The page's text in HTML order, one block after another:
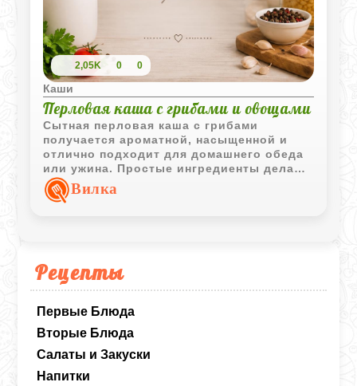
Рецепты
Первые Блюда
Вторые Блюда
Салаты и Закуски
Напитки
2,05K 0 0
Каши
Перловая каша с грибами и овощами
Сытная перловая каша с грибами
получается ароматной, насыщенной и
отлично подходит для домашнего обеда
или ужина. Простые ингредиенты делают
блюдо доступным, а грибной отвар
придаёт крупе особенно выразительный
Вилка